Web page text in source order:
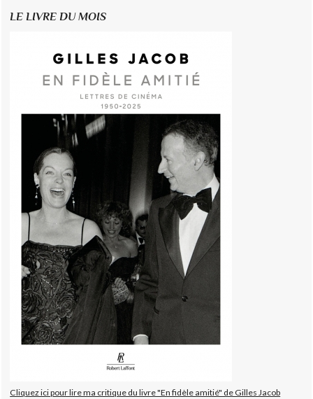
LE LIVRE DU MOIS
Cliquez ici pour lire ma critique du livre "En fidèle amitié" de Gilles Jacob